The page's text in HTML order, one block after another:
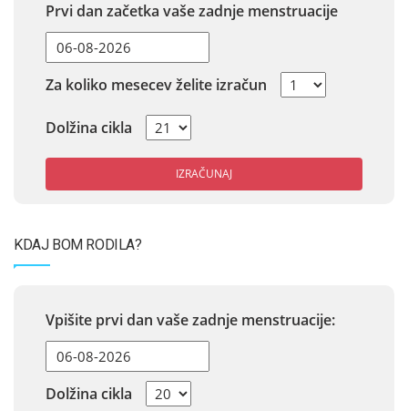
Prvi dan začetka vaše zadnje menstruacije
Za koliko mesecev želite izračun
Dolžina cikla
IZRAČUNAJ
KDAJ BOM RODILA?
Vpišite prvi dan vaše zadnje menstruacije:
Dolžina cikla